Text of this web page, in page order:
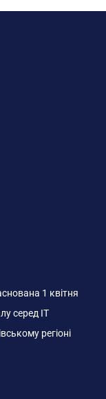
1 квітня
серед ІТ
регіоні